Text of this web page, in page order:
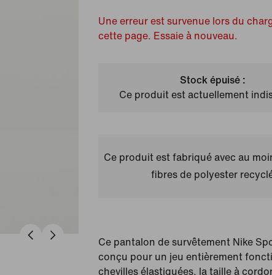
Une erreur est survenue lors du
cette page. Essaie à nouveau.
Stock épuisé :
Ce produit est actuellement
Ce produit est fabriqué avec au
fibres de polyester
Ce pantalon de survêtement Nike
conçu pour un jeu entièrement
chevilles élastiquées, la taille à